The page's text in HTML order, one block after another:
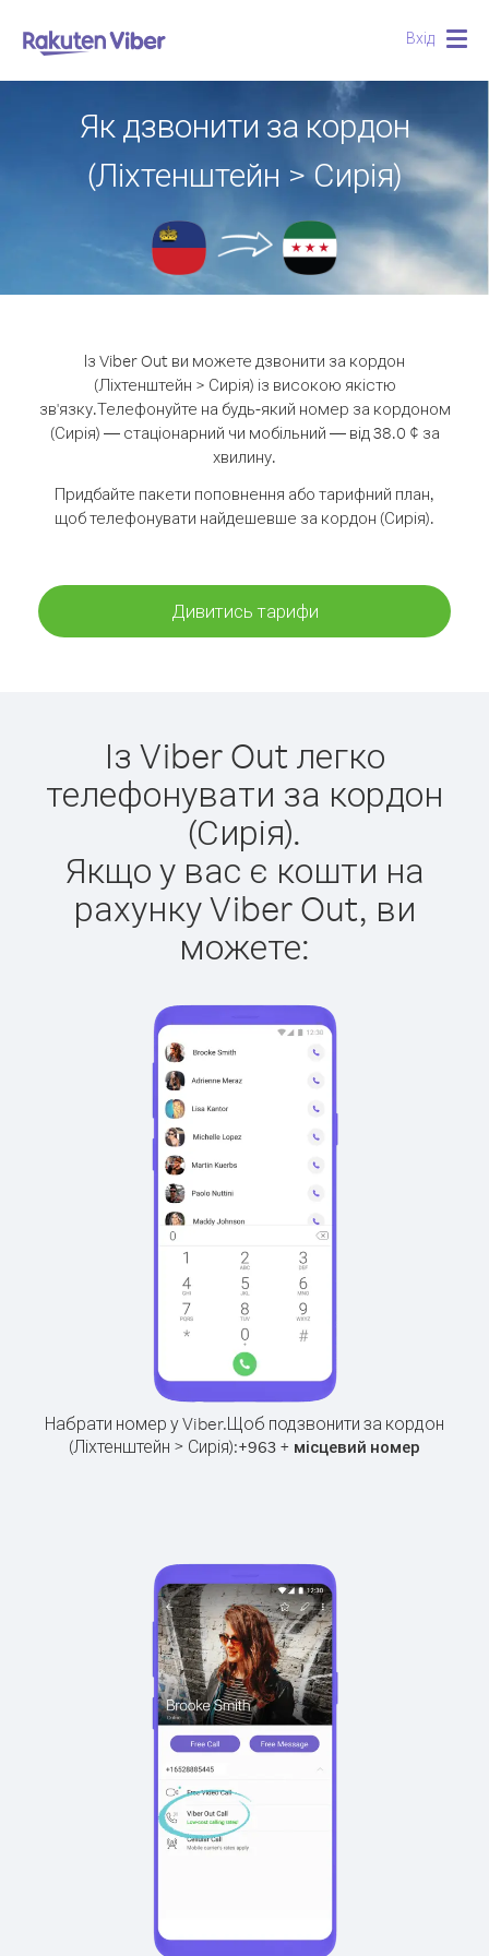
Вхід
Як дзвонити за кордон
(Ліхтенштейн > Сирія)
Із Viber Out ви можете дзвонити за кордон
(Ліхтенштейн > Сирія) із високою якістю
зв'язку.Телефонуйте на будь-який номер за кордоном
(Сирія) — стаціонарний чи мобільний — від 38.0 ¢ за
хвилину.
Придбайте пакети поповнення або тарифний план,
щоб телефонувати найдешевше за кордон (Сирія).
Дивитись тарифи
Із Viber Out легко
телефонувати за кордон
(Сирія).
Якщо у вас є кошти на
рахунку Viber Out, ви
можете:
Набрати номер у Viber.Щоб подзвонити за кордон
(Ліхтенштейн > Сирія):+963 + місцевий номер